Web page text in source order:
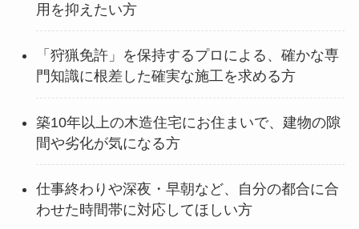
用を抑えたい方
「狩猟免許」を保持するプロによる、確かな専
門知識に根差した確実な施工を求める方
築10年以上の木造住宅にお住まいで、建物の隙
間や劣化が気になる方
仕事終わりや深夜・早朝など、自分の都合に合
わせた時間帯に対応してほしい方